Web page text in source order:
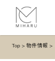
Top> 物件情報 >